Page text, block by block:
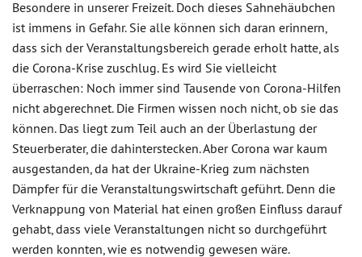
Besondere in unserer Freizeit. Doch dieses Sahnehäubchen
ist immens in Gefahr. Sie alle können sich daran erinnern,
dass sich der Veranstaltungsbereich gerade erholt hatte, als
die Corona-Krise zuschlug. Es wird Sie vielleicht
überraschen: Noch immer sind Tausende von Corona-Hilfen
nicht abgerechnet. Die Firmen wissen noch nicht, ob sie das
können. Das liegt zum Teil auch an der Überlastung der
Steuerberater, die dahinterstecken. Aber Corona war kaum
ausgestanden, da hat der Ukraine-Krieg zum nächsten
Dämpfer für die Veranstaltungswirtschaft geführt. Denn die
Verknappung von Material hat einen großen Einfluss darauf
gehabt, dass viele Veranstaltungen nicht so durchgeführt
werden konnten, wie es notwendig gewesen wäre.